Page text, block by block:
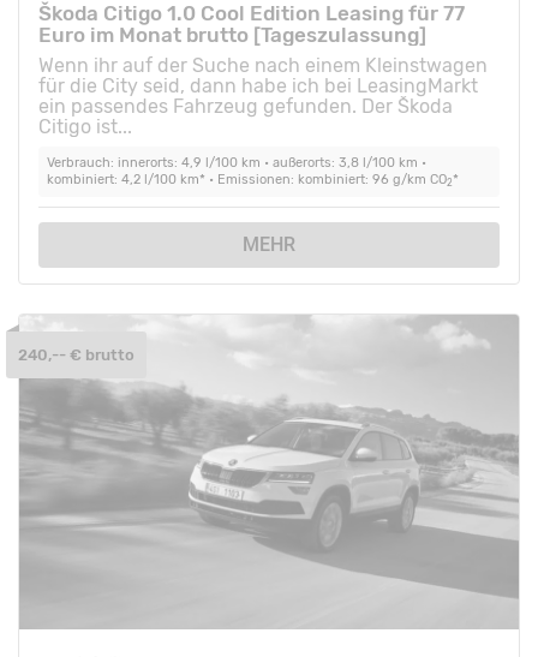
Škoda Citigo 1.0 Cool Edition Leasing für 77
Euro im Monat brutto [Tageszulassung]
Wenn ihr auf der Suche nach einem Kleinstwagen
für die City seid, dann habe ich bei LeasingMarkt
ein passendes Fahrzeug gefunden. Der Škoda
Citigo ist...
Verbrauch: innerorts: 4,9 l/100 km • außerorts: 3,8 l/100 km •
kombiniert: 4,2 l/100 km* • Emissionen: kombiniert: 96 g/km CO2*
MEHR
240,-- € brutto